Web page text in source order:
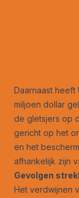
Daarnaast heeft
miljoen dollar
de gletsjers op
gericht op het
en het
afhankelijk zijn
Gevolgen
Het verdwijnen